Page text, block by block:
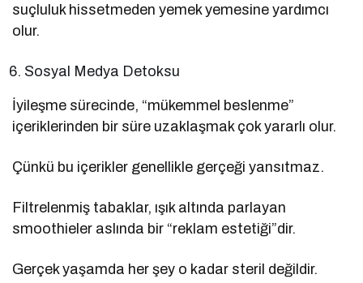
suçluluk hissetmeden yemek yemesine yardımcı
olur.
Sosyal Medya Detoksu
İyileşme sürecinde, “mükemmel beslenme”
içeriklerinden bir süre uzaklaşmak çok yararlı olur.
Çünkü bu içerikler genellikle gerçeği yansıtmaz.
Filtrelenmiş tabaklar, ışık altında parlayan
smoothieler aslında bir “reklam estetiği”dir.
Gerçek yaşamda her şey o kadar steril değildir.